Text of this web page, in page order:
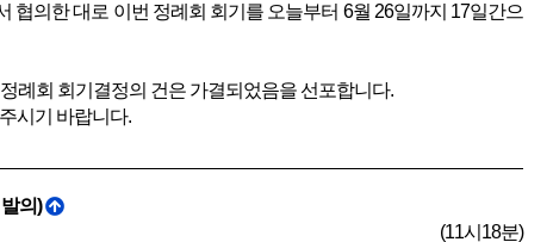
의한 대로 이번 정례회 회기를 오늘부터 6월 26일까지 17일간으
례회 회기결정의 건은 가결되었음을 선포합니다.
시기 바랍니다.
의)
(11시18분)